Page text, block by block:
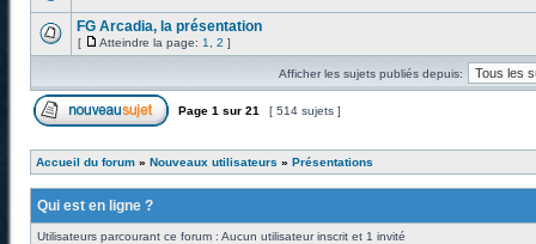
FG Arcadia, la présentation
[ Atteindre la page: 1 2 ]
Afficher les sujets publiés depuis:
Page 1 sur 21 [ 514 sujets ]
Accueil du forum » Nouveaux utilisateurs » Présentations
Qui est en ligne ?
Utilisateurs parcourant ce forum : Aucun utilisateur inscrit et 1 invité